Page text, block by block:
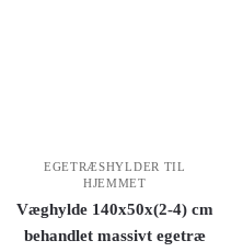
EGETRÆSHYLDER TIL
HJEMMET
Væghylde 140x50x(2-4) cm
behandlet massivt egetræ